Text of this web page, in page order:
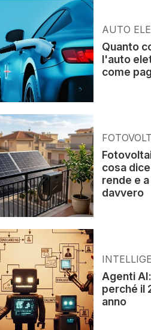
AUTO
Quanto
l'auto
come
cosa
rende e
davvero
Agenti
perché il
anno